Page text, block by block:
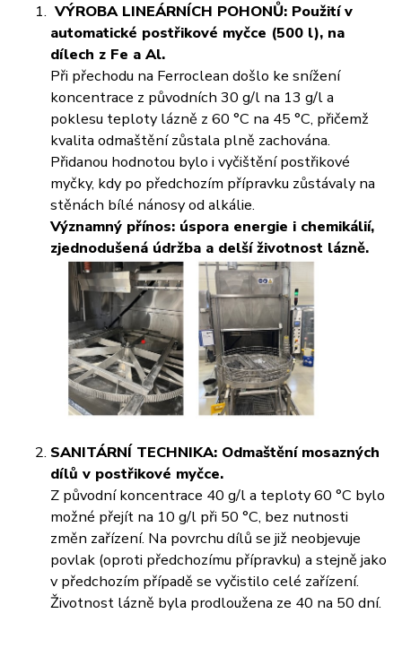
VÝROBA LINEÁRNÍCH POHONŮ: Použití v
automatické postřikové myčce (500 l), na
dílech z Fe a Al.
Při přechodu na Ferroclean došlo ke snížení
koncentrace z původních 30 g/l na 13 g/l a
poklesu teploty lázně z 60 °C na 45 °C, přičemž
kvalita odmaštění zůstala plně zachována.
Přidanou hodnotou bylo i vyčištění postřikové
myčky, kdy po předchozím přípravku zůstávaly na
stěnách bílé nánosy od alkálie.
Významný přínos: úspora energie i chemikálií,
zjednodušená údržba a delší životnost lázně.
SANITÁRNÍ TECHNIKA: Odmaštění mosazných
dílů v postřikové myčce.
Z původní koncentrace 40 g/l a teploty 60 °C bylo
možné přejít na 10 g/l při 50 °C, bez nutnosti
změn zařízení. Na povrchu dílů se již neobjevuje
povlak (oproti předchozímu přípravku) a stejně jako
v předchozím případě se vyčistilo celé zařízení.
Životnost lázně byla prodloužena ze 40 na 50 dní.